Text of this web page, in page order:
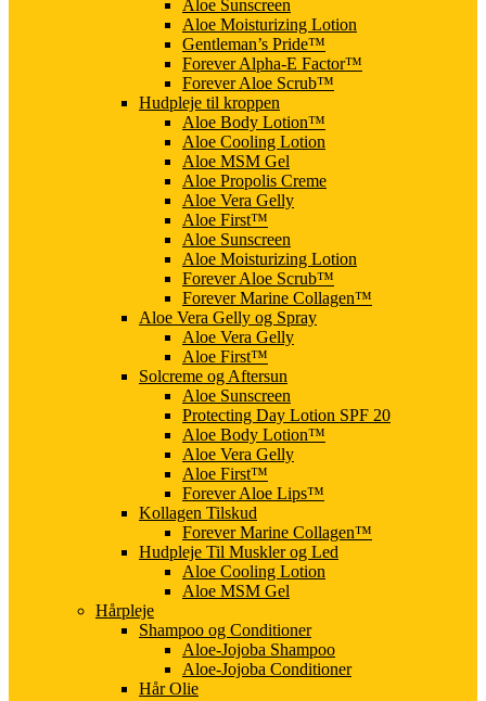
Aloe Sunscreen
Aloe Moisturizing Lotion
Gentleman’s Pride™
Forever Alpha-E Factor™
Forever Aloe Scrub™
Hudpleje til kroppen
Aloe Body Lotion™
Aloe Cooling Lotion
Aloe MSM Gel
Aloe Propolis Creme
Aloe Vera Gelly
Aloe First™
Aloe Sunscreen
Aloe Moisturizing Lotion
Forever Aloe Scrub™
Forever Marine Collagen™
Aloe Vera Gelly og Spray
Aloe Vera Gelly
Aloe First™
Solcreme og Aftersun
Aloe Sunscreen
Protecting Day Lotion SPF 20
Aloe Body Lotion™
Aloe Vera Gelly
Aloe First™
Forever Aloe Lips™
Kollagen Tilskud
Forever Marine Collagen™
Hudpleje Til Muskler og Led
Aloe Cooling Lotion
Aloe MSM Gel
Hårpleje
Shampoo og Conditioner
Aloe-Jojoba Shampoo
Aloe-Jojoba Conditioner
Hår Olie